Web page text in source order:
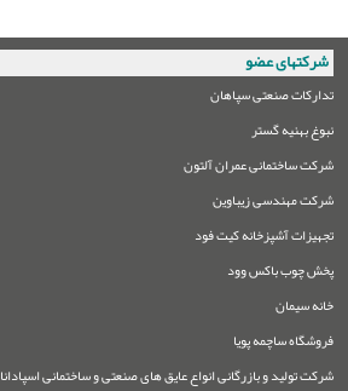
شرکتهای عضو
تدارکات صنعتی سپاهان
نبوغ بهنیه گستر
شرکت ساختمانی عمران آلتون
شرکت مهندسی زیباوین
تجهیزات آشپزخانه کیت فود
پخش چوب باکس وود
خانه سیمان
فروشگاه ساچمه پویا
شرکت تولید و بازرگانی انواع عایق های صنعتی و ساختمانی اسپادانا